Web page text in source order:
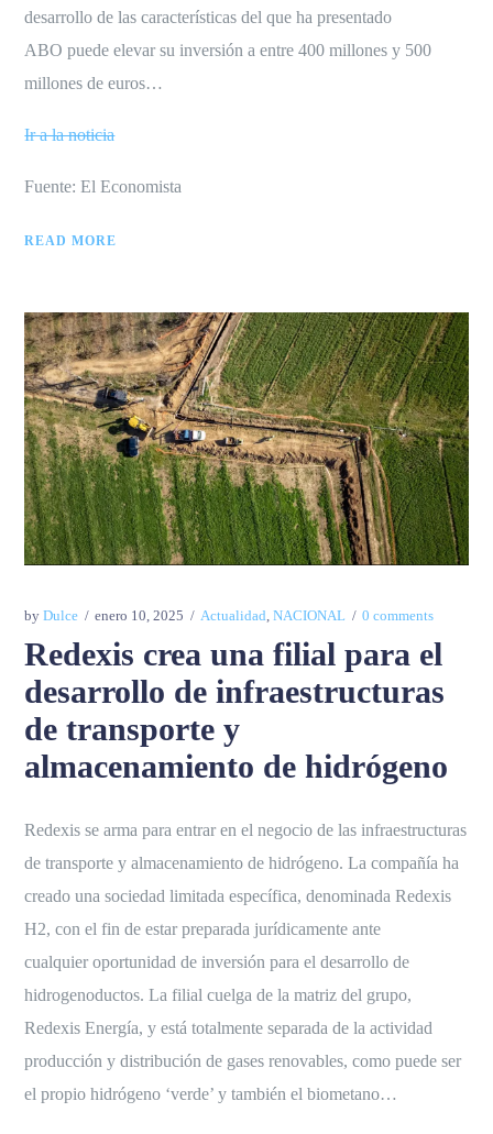
desarrollo de las características del que ha presentado
ABO puede elevar su inversión a entre 400 millones y 500
millones de euros…
Ir a la noticia
Fuente: El Economista
READ MORE
byDulce enero 10, 2025 Actualidad ,NACIONAL 0 comments
Redexis crea una filial para el
desarrollo de infraestructuras
de transporte y
almacenamiento de hidrógeno
Redexis se arma para entrar en el negocio de las infraestructuras
de transporte y almacenamiento de hidrógeno. La compañía ha
creado una sociedad limitada específica, denominada Redexis
H2, con el fin de estar preparada jurídicamente ante
cualquier oportunidad de inversión para el desarrollo de
hidrogenoductos. La filial cuelga de la matriz del grupo,
Redexis Energía, y está totalmente separada de la actividad
producción y distribución de gases renovables, como puede ser
el propio hidrógeno ‘verde’ y también el biometano…